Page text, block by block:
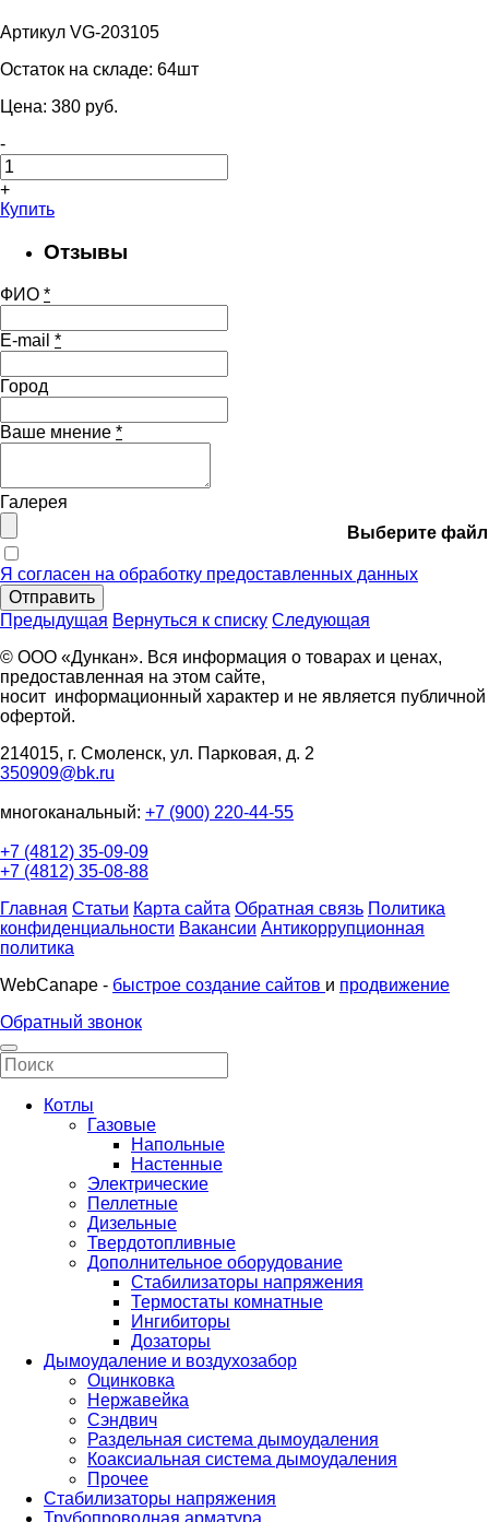
Артикул VG-203105
Остаток на складе: 64шт
Цена: 380 pуб.
-
+
Купить
Отзывы
ФИО *
E-mail *
Город
Ваше мнение *
Галерея
Выберите файл
Я согласен на обработку предоставленных данных
Отправить
Предыдущая Вернуться к списку Следующая
© ООО «Дункан». Вся информация о товарах и ценах,
предоставленная на этом сайте,
носит информационный характер и не является публичной
офертой.
214015, г. Смоленск, ул. Парковая, д. 2
350909@bk.ru
многоканальный: +7 (900) 220-44-55
+7 (4812) 35-09-09
+7 (4812) 35-08-88
Главная Статьи Карта сайта Обратная связь Политика
конфиденциальности Вакансии Антикоррупционная
политика
WebCanape - быстрое создание сайтов и продвижение
Обратный звонок
Котлы
Газовые
Напольные
Настенные
Электрические
Пеллетные
Дизельные
Твердотопливные
Дополнительное оборудование
Стабилизаторы напряжения
Термостаты комнатные
Ингибиторы
Дозаторы
Дымоудаление и воздухозабор
Оцинковка
Нержавейка
Сэндвич
Раздельная система дымоудаления
Коаксиальная система дымоудаления
Прочее
Стабилизаторы напряжения
Трубопроводная арматура